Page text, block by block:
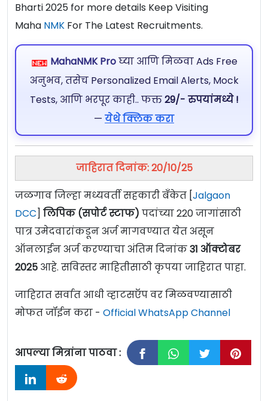
Bharti 2025 for more details Keep Visiting
Maha NMK For The Latest Recruitments.
MahaNMK Proघ्या आणि मिळवा Ads Free
अनुभव, तसेच Personalized Email Alerts, Mock
Tests, आणि भरपूर काही.. फक्त29/- रुपयांमध्ये !
— येथे क्लिक करा
जाहिरात दिनांक: 20/10/25
जळगाव जिल्हा मध्यवर्ती सहकारी बँकेत [Jalgaon
DCC] लिपिक (सपोर्ट स्टाफ) पदांच्या 220 जागांसाठी
पात्र उमेदवारांकडून अर्ज मागवण्यात येत असून
ऑनलाईन अर्ज करण्याचा अंतिम दिनांक31 ऑक्टोबर
2025 आहे. सविस्तर माहितीसाठी कृपया जाहिरात पाहा.
जाहिरात सर्वात आधी व्हाटसऍप वर मिळवण्यासाठी
मोफत जॉईन करा - Official WhatsApp Channel
आपल्या मित्रांना पाठवा :